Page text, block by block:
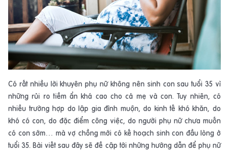
Có rất nhiều lời khuyên phụ nữ không nên sinh con sau tuổi 35 vì
những rủi ro tiềm ẩn khá cao cho cả mẹ và con. Tuy nhiên, có
nhiều trường hợp do lập gia đình muộn, do kinh tế khó khăn, do
khó có con, do đặc điểm công việc, do người phụ nữ chưa muốn
có con sớm… mà vợ chồng mới có kế hoạch sinh con đầu lòng ở
tuổi 35. Bài viết sau đây sẽ đề cập tới những hướng dẫn để phụ nữ